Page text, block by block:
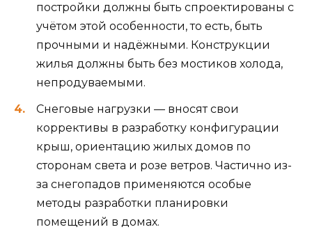
постройки должны быть спроектированы с
учётом этой особенности, то есть, быть
прочными и надёжными. Конструкции
жилья должны быть без мостиков холода,
непродуваемыми.
Снеговые нагрузки — вносят свои
коррективы в разработку конфигурации
крыш, ориентацию жилых домов по
сторонам света и розе ветров. Частично из-
за снегопадов применяются особые
методы разработки планировки
помещений в домах.